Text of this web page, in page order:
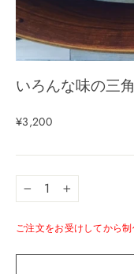
いろんな味の三
¥3,200
ご注文をお受けしてから制